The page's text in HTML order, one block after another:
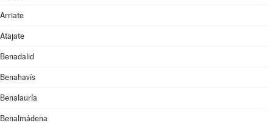
Arriate
Atajate
Benadalid
Benahavís
Benalauría
Benalmádena